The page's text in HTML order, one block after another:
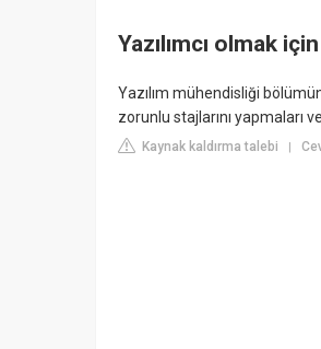
Yazılımcı olmak
Yazılım mühendisliği
zorunlu stajlarını yapmaları
Kaynak kaldırma talebi